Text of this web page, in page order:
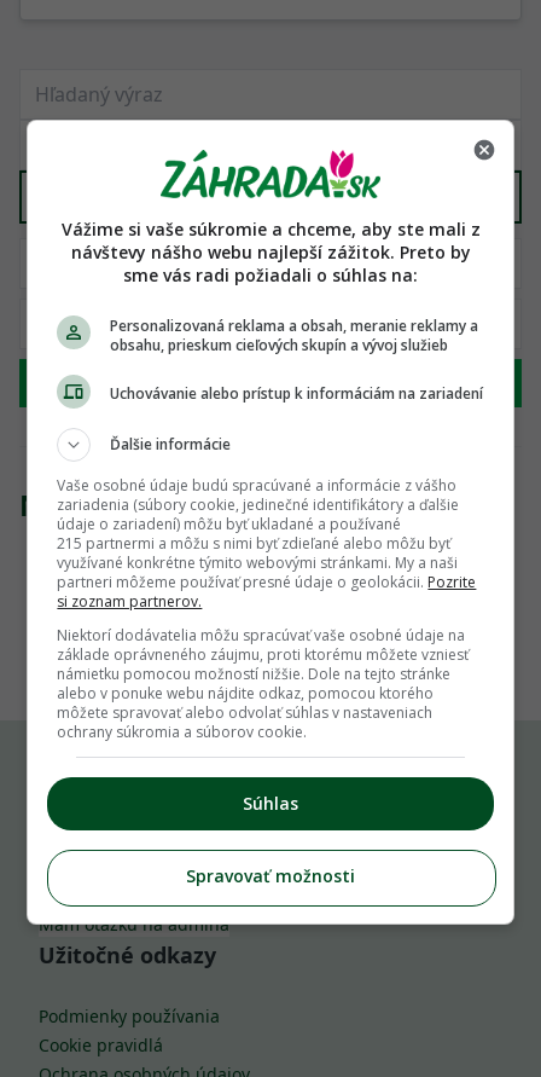
Domáca výroba
Hľadať
Nenašli sme žiadny produkt
1
Komu môžeš napísať
info@zahrada.sk
Nahlás chybu
Mám otázku na admina
Užitočné odkazy
Podmienky používania
Cookie pravidlá
Vážime si vaše súkromie a chceme, aby ste mali z
návštevy nášho webu najlepší zážitok. Preto by
sme vás radi požiadali o súhlas na:
Personalizovaná reklama a obsah, meranie reklamy a
obsahu, prieskum cieľových skupín a vývoj služieb
Uchovávanie alebo prístup k informáciám na zariadení
Ďalšie informácie
Vaše osobné údaje budú spracúvané a informácie z vášho
zariadenia (súbory cookie, jedinečné identifikátory a ďalšie
údaje o zariadení) môžu byť ukladané a používané
215 partnermi a môžu s nimi byť zdieľané alebo môžu byť
využívané konkrétne týmito webovými stránkami. My a naši
partneri môžeme používať presné údaje o geolokácii. Pozrite
si zoznam partnerov.
Niektorí dodávatelia môžu spracúvať vaše osobné údaje na
základe oprávneného záujmu, proti ktorému môžete vzniesť
námietku pomocou možností nižšie. Dole na tejto stránke
alebo v ponuke webu nájdite odkaz, pomocou ktorého
môžete spravovať alebo odvolať súhlas v nastaveniach
ochrany súkromia a súborov cookie.
Súhlas
Spravovať možnosti